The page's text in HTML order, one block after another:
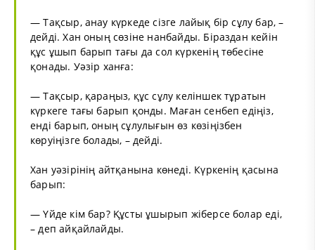
— Тақсыр, анау күркеде сізге лайық бір сұлу бар, –
дейді. Хан оның сөзіне нанбайды. Біраздан кейін
құс ұшып барып тағы да сол күркенің төбесіне
қонады. Уәзір ханға:
— Тақсыр, қараңыз, құс сұлу келіншек тұратын
күркеге тағы барып қонды. Маған сенбеп едіңіз,
енді барып, оның сұлулығын өз көзіңізбен
көруіңізге болады, – дейді.
Хан уәзірінің айтқанына көнеді. Күркенің қасына
барып:
— Үйде кім бар? Құсты ұшырып жіберсе болар еді,
– деп айқайлайды.